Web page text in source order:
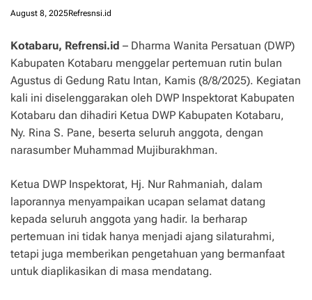
August 8, 2025Refresnsi.id
Kotabaru, Refrensi.id – Dharma Wanita Persatuan (DWP)
Kabupaten Kotabaru menggelar pertemuan rutin bulan
Agustus di Gedung Ratu Intan, Kamis (8/8/2025). Kegiatan
kali ini diselenggarakan oleh DWP Inspektorat Kabupaten
Kotabaru dan dihadiri Ketua DWP Kabupaten Kotabaru,
Ny. Rina S. Pane, beserta seluruh anggota, dengan
narasumber Muhammad Mujiburakhman.
Ketua DWP Inspektorat, Hj. Nur Rahmaniah, dalam
laporannya menyampaikan ucapan selamat datang
kepada seluruh anggota yang hadir. Ia berharap
pertemuan ini tidak hanya menjadi ajang silaturahmi,
tetapi juga memberikan pengetahuan yang bermanfaat
untuk diaplikasikan di masa mendatang.